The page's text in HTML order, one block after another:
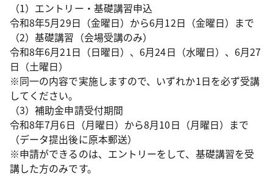
（1）エントリー・基礎講習申込
令和8年5月29日（金曜日）から6月12日（金曜日）まで
（2）基礎講習（会場受講のみ）
令和8年6月21日（日曜日）、6月24日（水曜日）、6月27
日（土曜日）
※同一の内容で実施しますので、いずれか1日を必ず受講
してください。
（3）補助金申請受付期間
令和8年7月6日（月曜日）から8月10日（月曜日）まで
（データ提出後に原本郵送）
※申請ができるのは、エントリーをして、基礎講習を受
講した方のみです。